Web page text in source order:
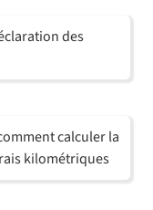
des
calculer la
kilométriques